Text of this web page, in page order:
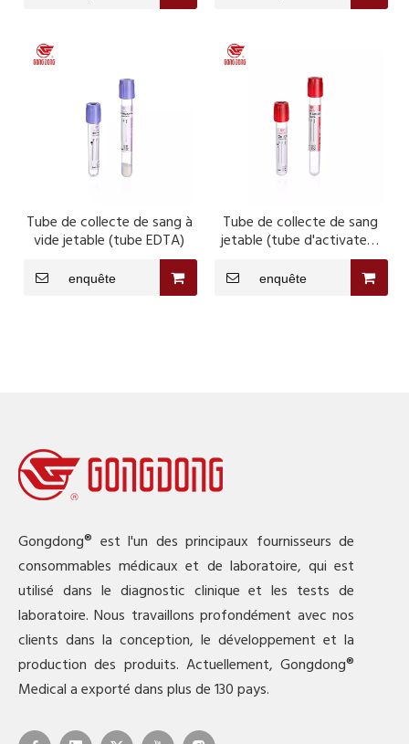
Tube de collecte de sang à
vide jetable (tube EDTA)
enquête
Tube de collecte de sang
jetable (tube d'activateur
de caillot sérique)
enquête
Gongdong® est l'un des principaux fournisseurs de
consommables médicaux et de laboratoire, qui est
utilisé dans le diagnostic clinique et les tests de
laboratoire. Nous travaillons profondément avec nos
clients dans la conception, le développement et la
production des produits. Actuellement, Gongdong®
Medical a exporté dans plus de 130 pays.